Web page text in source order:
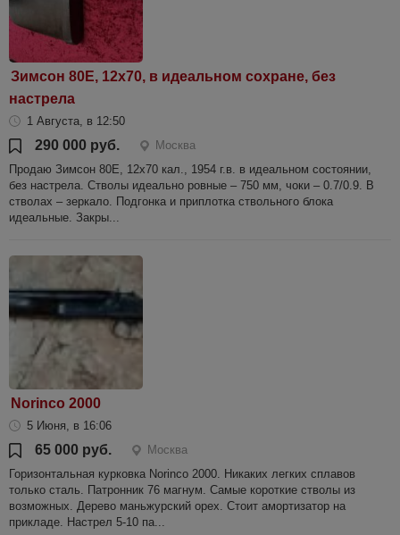
Зимсон 80Е, 12х70, в идеальном сохране, без
настрела ​
1 Августа, в 12:50
290 000 руб.
Москва
Продаю Зимсон 80Е, 12х70 кал., 1954 г.в. в идеальном состоянии,
без настрела. Стволы идеально ровные – 750 мм, чоки – 0.7/0.9. В
стволах – зеркало. Подгонка и приплотка ствольного блока
идеальные. Закры...
Norinco 2000
5 Июня, в 16:06
65 000 руб.
Москва
Горизонтальная курковка Norinco 2000. Никаких легких сплавов
только сталь. Патронник 76 магнум. Самые короткие стволы из
возможных. Дерево маньжурский орех. Стоит амортизатор на
прикладе. Настрел 5-10 па...